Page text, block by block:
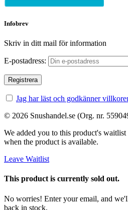
Infobrev
Skriv in ditt mail för information
E-postadress:
Jag har läst och godkänner
© 2026 Snushandel.se (Org. nr.
We added you to this product's
when the product is available.
Leave Waitlist
This product is currently sold out.
No worries! Enter your email, and
back in stock.